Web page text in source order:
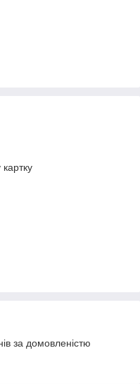
за домовленістю